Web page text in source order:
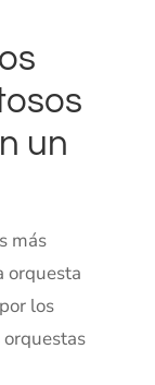
un
más
orquesta
los